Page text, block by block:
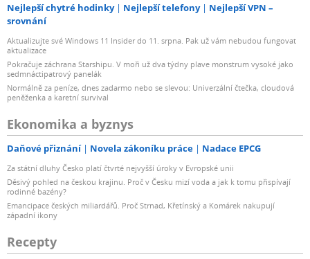
Nejlepší chytré hodinky Nejlepší telefony
Nejlepší VPN –
srovnání
Aktualizujte své Windows 11 Insider do 11. srpna. Pak už vám nebudou fungovat
aktualizace
Pokračuje záchrana Starshipu. V moři už dva týdny plave monstrum vysoké jako
sedmnáctipatrový panelák
Normálně za peníze, dnes zadarmo nebo se slevou: Univerzální čtečka, cloudová
peněženka a karetní survival
Ekonomika a byznys
Daňové přiznání Novela zákoníku práce Nadace EPCG
Za státní dluhy Česko platí čtvrté nejvyšší úroky v Evropské unii
Děsivý pohled na českou krajinu. Proč v Česku mizí voda a jak k tomu přispívají
rodinné bazény?
Emancipace českých miliardářů. Proč Strnad, Křetínský a Komárek nakupují
západní ikony
Recepty